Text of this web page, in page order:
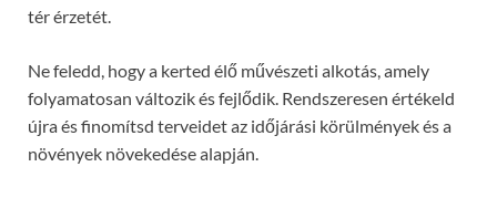
tér érzetét.
Ne feledd, hogy a kerted élő művészeti alkotás, amely
folyamatosan változik és fejlődik. Rendszeresen értékeld
újra és finomítsd terveidet az időjárási körülmények és a
növények növekedése alapján.